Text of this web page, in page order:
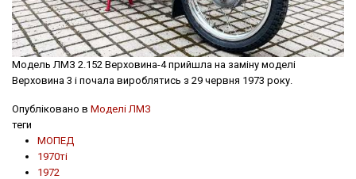
Модель ЛМЗ 2.152 Верховина-4 прийшла на заміну моделі
Верховина 3 і почала вироблятись з 29 червня 1973 року.
Опубліковано в Моделі ЛМЗ
теги
МОПЕД
1970ті
1972